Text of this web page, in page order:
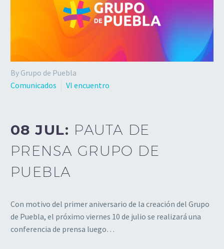
By Grupo de Puebla
Comunicados
VI encuentro
08 JUL: PAUTA DE
PRENSA GRUPO DE
PUEBLA
Con motivo del primer aniversario de la creación del Grupo
de Puebla, el próximo viernes 10 de julio se realizará una
conferencia de prensa luego…